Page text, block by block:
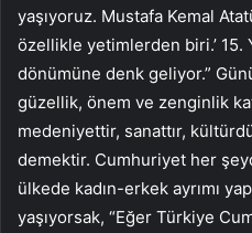
yaşıyoruz. Mustafa Kemal
özellikle yetimlerden biri.’ 15.
dönümüne denk geliyor.”
güzellik, önem ve zenginlik
medeniyettir, sanattır,
demektir. Cumhuriyet her
ülkede kadın-erkek ayrımı
yaşıyorsak, “Eğer Türkiye